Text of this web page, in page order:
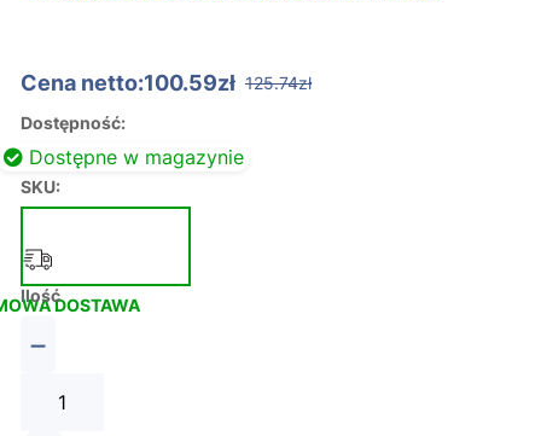
Cena netto:100.59zł 125.74zł
Dostępność:
Dostępne w magazynie
SKU:
DOSTAWA
Ilość
−